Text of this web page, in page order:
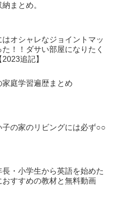
まとめ。
はオシャレなジョイントマッ
た！！ダサい部屋になりたく
追記】
家庭学習遍歴まとめ
子の家のリビングには必ず○○
長・小学生から英語を始めた
おすすめの教材と無料動画